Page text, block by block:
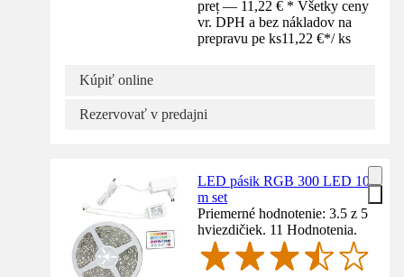
preț — 11,22 € * Všetky ceny
vr. DPH a bez nákladov na
prepravu pe ks11,22 €*/ ks
Kúpiť online
Rezervovať v predajni
LED pásik RGB 300 LED 10
m set
Priemerné hodnotenie: 3.5 z 5
hviezdičiek. 11 Hodnotenia.